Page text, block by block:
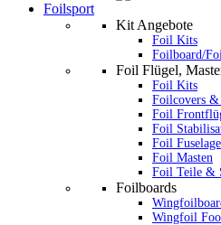
Foilsport
Kit Angebote
Foil Kits
Foilboard/
Foil Flügel,
Foil Kits
Foilcovers &
Foil
Foil
Foil
Foil Masten
Foil Teile &
Foilboards
Wingfoil